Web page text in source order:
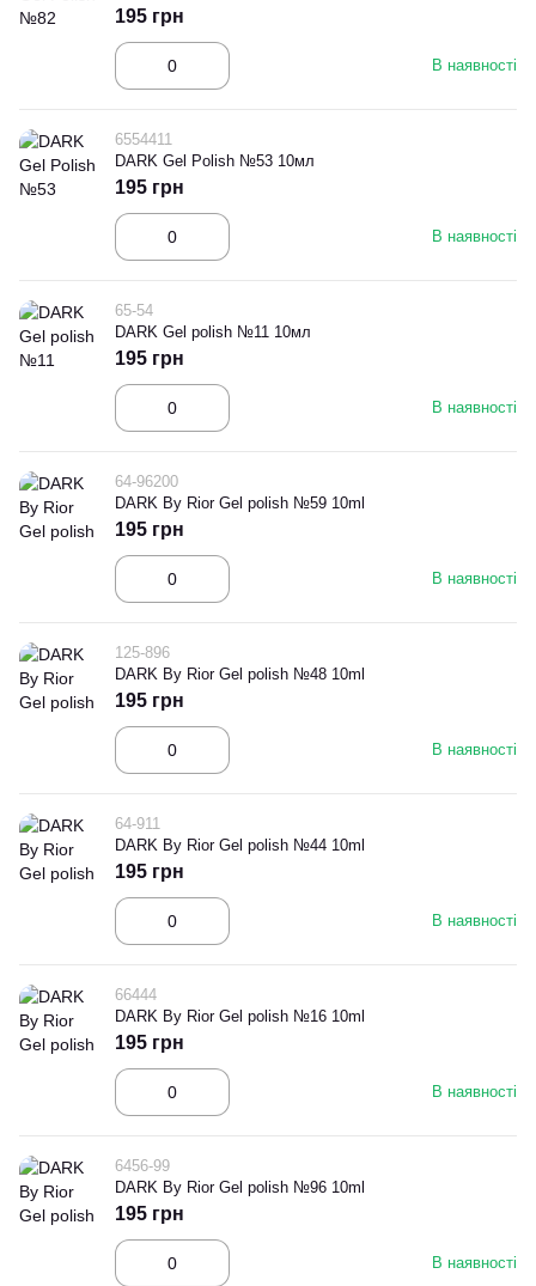
В наявності
195 грн
6554411
DARK Gel Polish №53 10мл
В наявності
195 грн
65-54
DARK Gel polish №11 10мл
В наявності
195 грн
64-96200
DARK By Rior Gel polish №59 10ml
В наявності
195 грн
125-896
DARK By Rior Gel polish №48 10ml
В наявності
195 грн
64-911
DARK By Rior Gel polish №44 10ml
В наявності
195 грн
66444
DARK By Rior Gel polish №16 10ml
В наявності
195 грн
6456-99
DARK By Rior Gel polish №96 10ml
В наявності
195 грн